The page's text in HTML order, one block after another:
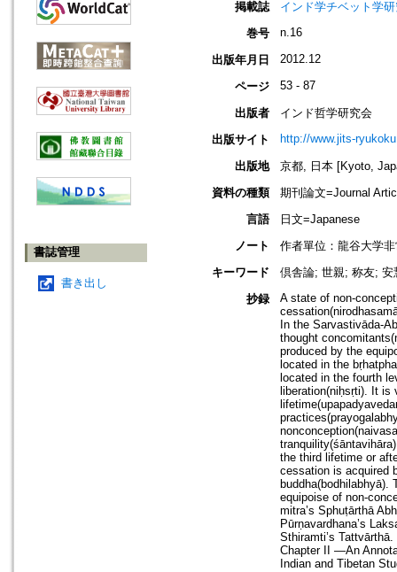
書誌管理
書き出し
掲載誌
インド学チベット学
巻号
n.16
出版年月日 2012.12
ページ 53 - 87
出版者
インド哲学研究会
出版サイト
http://www.jits-
出版地
京都, 日本 [Kyoto,
資料の種類
期刊論文=Journal
言語
日文=Japanese
ノート
作者單位：龍谷大学
キーワード
倶舎論; 世親; 称友; 安
抄録
A state of non-
In the Sarvastivāda-
thought
produced by the
located in the
located in the fourth
liberation(niḥsṛti). It
the third lifetime or
cessation is acquired
equipoise of non-
mitra’s Sphuṭārthā
Pūrṇavardhana’s
Sthiramti’s
Chapter II ―An
Indian and Tibetan